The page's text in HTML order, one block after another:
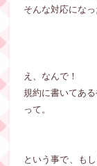
そんな対応にな
え、なんで！
規約に書いてあ
って。
という事で、も